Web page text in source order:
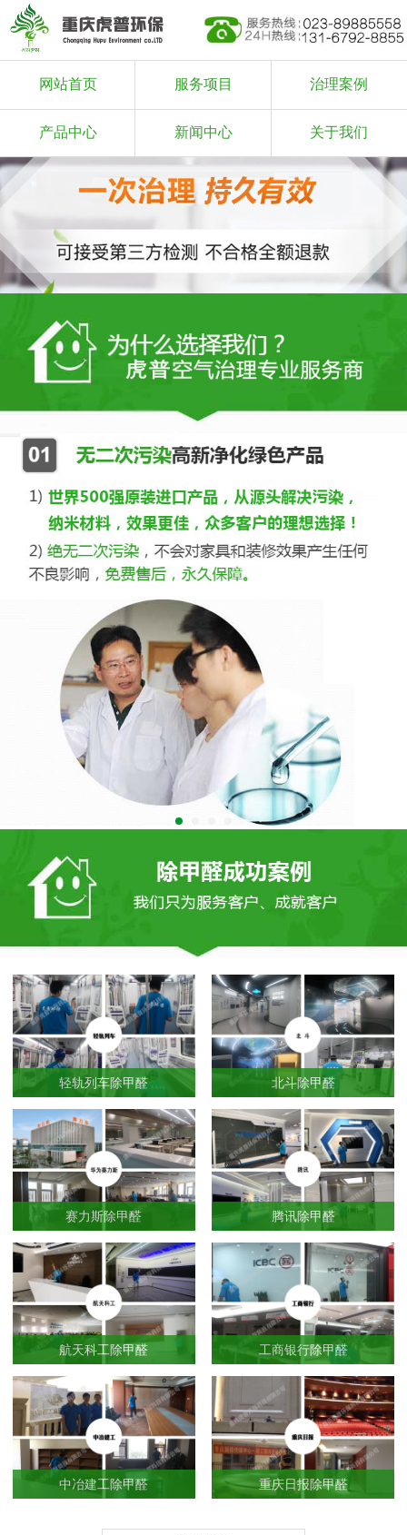
网站首页 服务项目 治理案例
产品中心 新闻中心 关于我们
轻轨列车除甲醛 北斗除甲醛
赛力斯除甲醛 腾讯除甲醛
航天科工除甲醛 工商银行除甲醛
中冶建工除甲醛 重庆日报除甲醛